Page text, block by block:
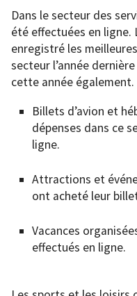
Dans le secteur des
été effectuées en
enregistré les
secteur l’année
cette année également.
Billets d’avion et
dépenses dans ce
ligne.
Attractions et
ont acheté leur
Vacances
effectués en ligne.